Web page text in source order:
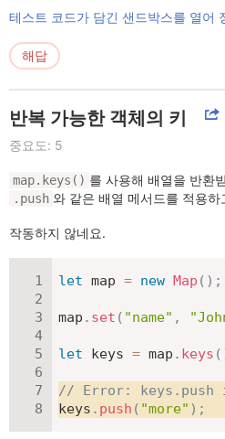
테스트 코드가 담긴 샌드박스를 열어
해답
반복 가능한 객체의 키
중요도: 5
map.keys() 를 사용해 배열을 반환
.push 와 같은 배열 메서드를 적용하
작동하지 않네요.
let map = new Map ( ) ;
map . set ( "name" ,
let keys = map . keys (
// Error: keys.push
keys . push ( "more" ) ;